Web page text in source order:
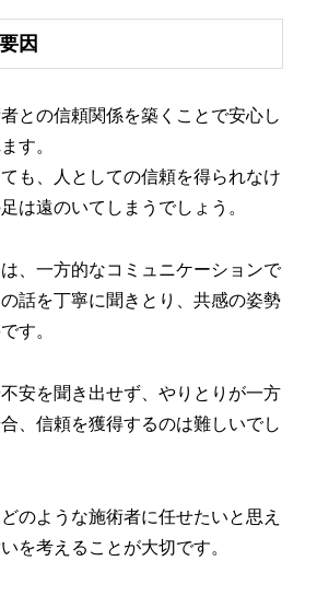
因
との信頼関係を築くことで安心し
す。
も、人としての信頼を得られなけ
は遠のいてしまうでしょう。
、一方的なコミュニケーションで
話を丁寧に聞きとり、共感の姿勢
す。
安を聞き出せず、やりとりが一方
、信頼を獲得するのは難しいでし
のような施術者に任せたいと思え
を考えることが大切です。